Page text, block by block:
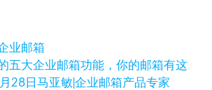
业邮箱
五大企业邮箱功能，你的邮箱有这
28日马亚敏|企业邮箱产品专家